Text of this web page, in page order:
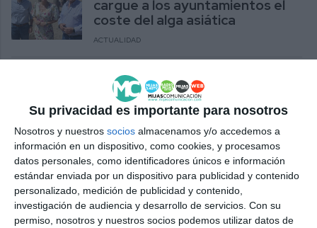
Su privacidad es importante para nosotros
Nosotros y nuestros socios almacenamos y/o accedemos a
información en un dispositivo, como cookies, y procesamos
datos personales, como identificadores únicos e información
estándar enviada por un dispositivo para publicidad y contenido
personalizado, medición de publicidad y contenido,
investigación de audiencia y desarrollo de servicios. Con su
permiso, nosotros y nuestros socios podemos utilizar datos de
cargue a los ayuntamientos el
coste del alga asiática
ACTUALIDAD
El alga asiática vuelve a las
playas de Mijas con cifras récord
de recogida
ACTUALIDAD
El C.P. Mijas Gimnasia Rítmica
cierra el curso con una tarde
emotiva
DEPORTES